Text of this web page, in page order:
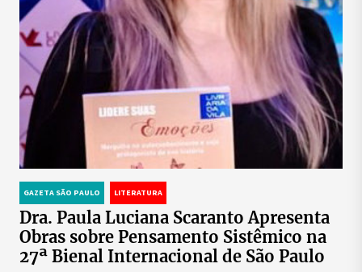
GAZETA SÃO PAULO LITERATURA
Dra. Paula Luciana Scaranto Apresenta
Obras sobre Pensamento Sistêmico na
27ª Bienal Internacional de São Paulo